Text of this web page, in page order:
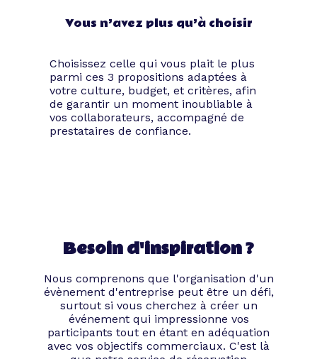
Vous n’avez plus qu’à choisir
Choisissez celle qui vous plait le plus
parmi ces 3 propositions adaptées à
votre culture, budget, et critères, afin
de garantir un moment inoubliable à
vos collaborateurs, accompagné de
prestataires de confiance.
Besoin d'inspiration ?
Nous comprenons que l'organisation d'un
évènement d'entreprise peut être un défi,
surtout si vous cherchez à créer un
événement qui impressionne vos
participants tout en étant en adéquation
avec vos objectifs commerciaux. C'est là